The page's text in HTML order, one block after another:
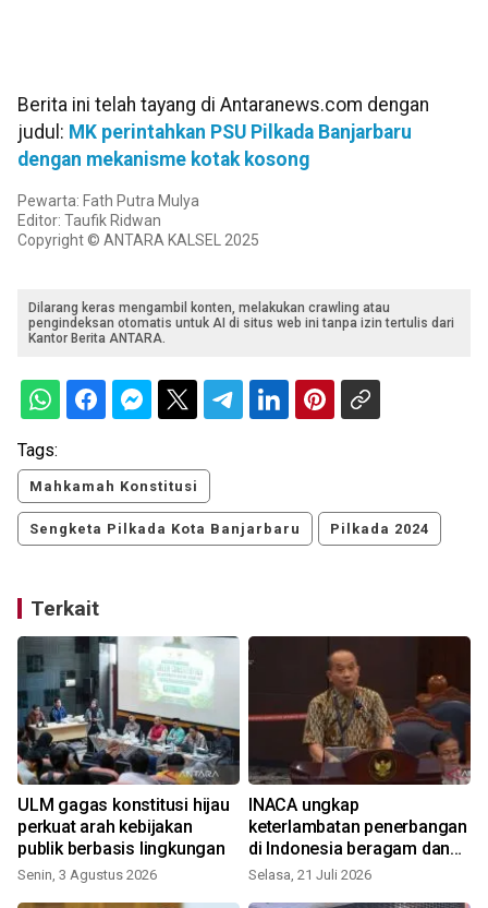
Berita ini telah tayang di Antaranews.com dengan
judul: MK perintahkan PSU Pilkada Banjarbaru
dengan mekanisme kotak kosong
Pewarta: Fath Putra Mulya
Editor: Taufik Ridwan
Copyright © ANTARA KALSEL 2025
Dilarang keras mengambil konten, melakukan crawling atau
pengindeksan otomatis untuk AI di situs web ini tanpa izin tertulis dari
Kantor Berita ANTARA.
Tags:
Mahkamah Konstitusi
Sengketa Pilkada Kota Banjarbaru Pilkada 2024
Terkait
ULM gagas konstitusi hijau
perkuat arah kebijakan
publik berbasis lingkungan
Senin, 3 Agustus 2026
INACA ungkap
keterlambatan penerbangan
di Indonesia beragam dan
unik
Selasa, 21 Juli 2026